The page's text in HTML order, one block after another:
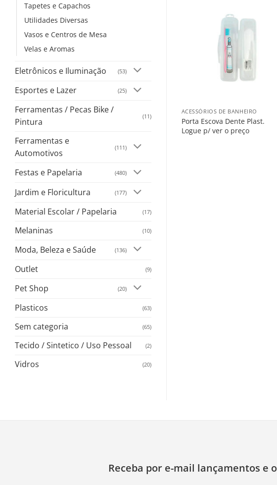
Tapetes e Capachos
Utilidades Diversas
Vasos e Centros de Mesa
Velas e Aromas
Eletrônicos e Iluminação (53)
Esportes e Lazer (25)
Ferramentas / Pecas Bike /
Pintura
(11)
Ferramentas e
Automotivos
(111)
Festas e Papelaria (480)
Jardim e Floricultura (177)
Material Escolar / Papelaria (17)
Melaninas (10)
Moda, Beleza e Saúde (136)
Outlet (9)
Pet Shop (20)
Plasticos (63)
Sem categoria (65)
Tecido / Sintetico / Uso Pessoal (2)
Vidros (20)
ACESSÓRIOS DE BANHEIRO
Porta Escova Dente Plast.
Logue p/ ver o preço
Receba por e-mail lançamentos e